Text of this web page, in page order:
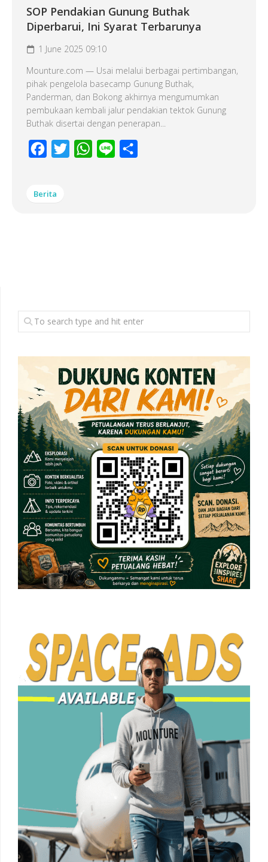
SOP Pendakian Gunung Buthak
Diperbarui, Ini Syarat Terbarunya
1 June 2025 09:10
Mounture.com — Usai melalui berbagai pertimbangan,
pihak pengelola basecamp Gunung Buthak,
Panderman, dan Bokong akhirnya mengumumkan
pembukaan kembali jalur pendakian tektok Gunung
Buthak disertai dengan penerapan...
Facebook
Twitter WhatsApp
Line
Berita